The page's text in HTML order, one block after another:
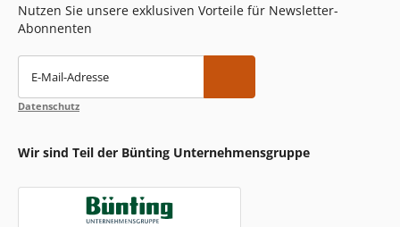
Nutzen Sie unsere exklusiven Vorteile für Newsletter-
Abonnenten
E-Mail-Adresse
Datenschutz
Wir sind Teil der Bünting Unternehmensgruppe